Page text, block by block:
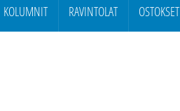
KOLUMNIT RAVINTOLAT OSTOKSET